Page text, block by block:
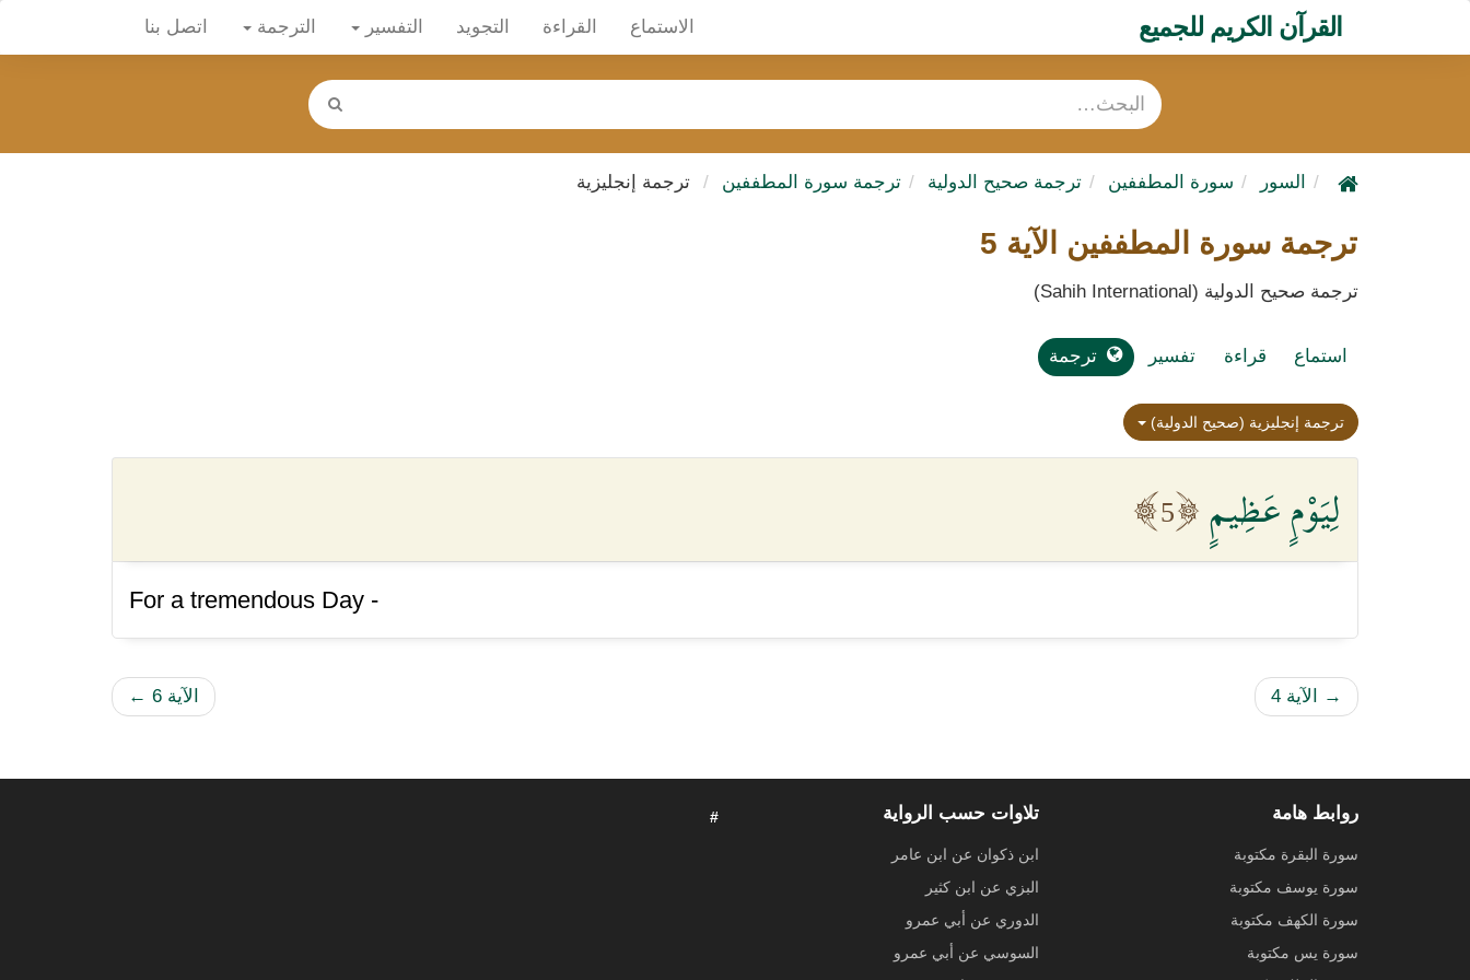
القرآن الكريم للجميع الاستماع القراءة التجويد التفسير الترجمة اتصل بنا
السور سورة المطففين ترجمة صحيح الدولية ترجمة سورة المطففين ترجمة إنجليزية
ترجمة سورة المطففين الآية 5
ترجمة صحيح الدولية (Sahih International)
استماع قراءة تفسير ترجمة
ترجمة إنجليزية (صحيح الدولية)
لِيَوْمٍ عَظِيمٍ 5
For a tremendous Day -
الآية 6 ← → الآية 4
روابط هامة
سورة البقرة مكتوبة
سورة يوسف مكتوبة
سورة الكهف مكتوبة
سورة يس مكتوبة
تلاوات حسب الرواية
ابن ذكوان عن ابن عامر
البزي عن ابن كثير
الدوري عن أبي عمرو
السوسي عن أبي عمرو
#